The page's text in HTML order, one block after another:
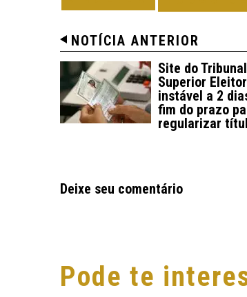
NOTÍCIA ANTERIOR
Site do Tribunal
Superior
instável a 2
fim do prazo
regularizar
Deixe seu comentário
Pode te